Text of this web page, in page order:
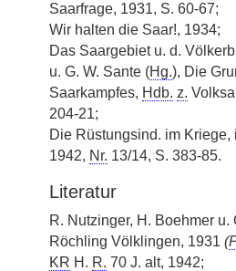
Saarfrage, 1931, S. 60-67;
Wir halten die Saar!, 1934;
Das Saargebiet u. d.
u. G. W. Sante (Hg.), Die
Saarkampfes, Hdb. z.
204-21;
Die Rüstungsind. im Kriege,
1942, Nr. 13/14, S. 383-85.
Literatur
R. Nutzinger, H. Boehmer u.
Röchling Völklingen, 1931 (
KR H. R. 70 J. alt, 1942;